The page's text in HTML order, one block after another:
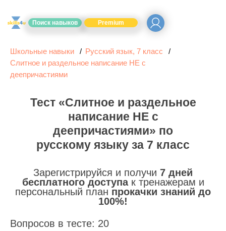
Поиск навыков Premium
Школьные навыки
Русский язык, 7 класс
Слитное и раздельное написание НЕ с
деепричастиями
Тест «Слитное и раздельное
написание НЕ с
деепричастиями» по
русскому языку за 7 класс
Зарегистрируйся и получи 7 дней
бесплатного доступак тренажерам и
персональный план прокачки знаний до
100%!
Вопросов в тесте: 20